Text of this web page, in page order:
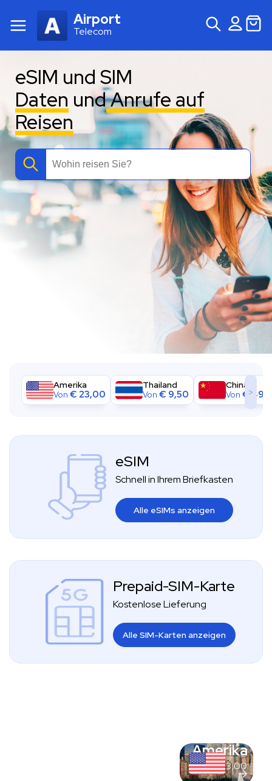
Airport
Telecom
eSIM und SIM
Daten undAnrufe auf
Reisen
Amerika
Von € 23,00
Thailand
Von € 9,50
China
Von €>
eSIM
Schnell in Ihrem Briefkasten
Alle eSIMs anzeigen
Prepaid-SIM-Karte
Kostenlose Lieferung
Alle SIM-Karten anzeigen
Amerika
Von€23,00